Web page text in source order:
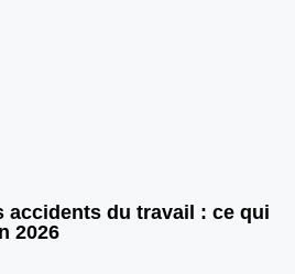
accidents du travail : ce qui
2026